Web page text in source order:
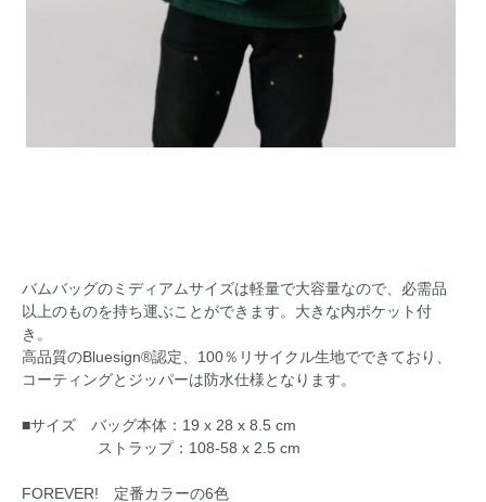
バムバッグのミディアムサイズは軽量で大容量なので、必需品
以上のものを持ち運ぶことができます。大きな内ポケット付
き。
高品質のBluesign®認定、100％リサイクル生地でできており、
コーティングとジッパーは防水仕様となります。
■サイズ バッグ本体：19 x 28 x 8.5 cm
ストラップ：108-58 x 2.5 cm
FOREVER! 定番カラーの6色